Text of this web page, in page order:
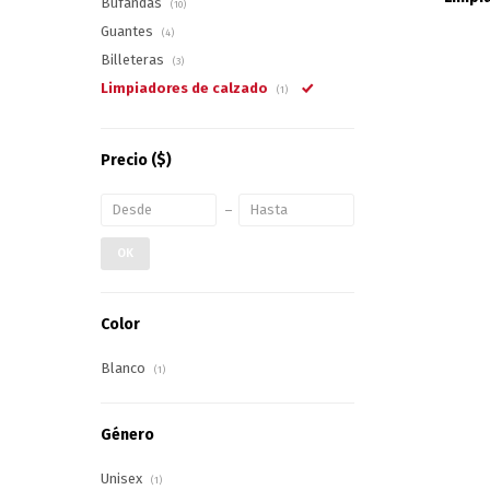
(10)
Guantes (4)
Billeteras (3)
Limpiadores de calzado (1)
Precio ($)
OK
Color
Blanco (1)
Género
Unisex (1)